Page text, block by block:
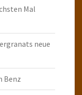
Mal
neue
Benz